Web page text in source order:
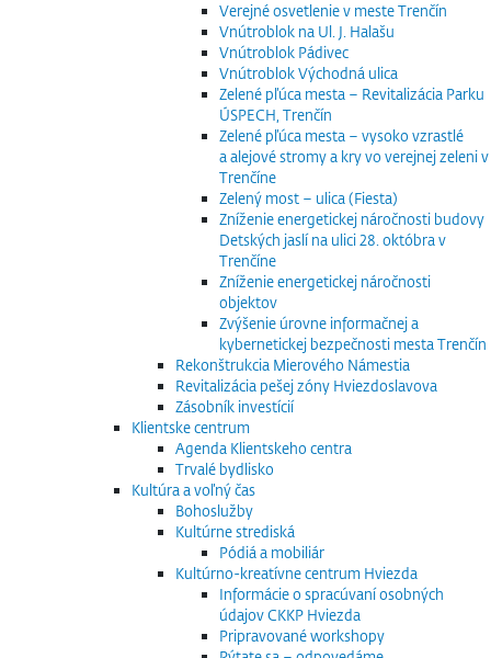
Verejné osvetlenie v meste Trenčín
Vnútroblok na Ul. J. Halašu
Vnútroblok Pádivec
Vnútroblok Východná ulica
Zelené pľúca mesta – Revitalizácia Parku
ÚSPECH, Trenčín
Zelené pľúca mesta – vysoko vzrastlé
a alejové stromy a kry vo verejnej zeleni v
Trenčíne
Zelený most – ulica (Fiesta)
Zníženie energetickej náročnosti budovy
Detských jaslí na ulici 28. októbra v
Trenčíne
Zníženie energetickej náročnosti
objektov
Zvýšenie úrovne informačnej a
kybernetickej bezpečnosti mesta Trenčín
Rekonštrukcia Mierového Námestia
Revitalizácia pešej zóny Hviezdoslavova
Zásobník investícií
Klientske centrum
Agenda Klientskeho centra
Trvalé bydlisko
Kultúra a voľný čas
Bohoslužby
Kultúrne strediská
Pódiá a mobiliár
Kultúrno-kreatívne centrum Hviezda
Informácie o spracúvaní osobných
údajov CKKP Hviezda
Pripravované workshopy